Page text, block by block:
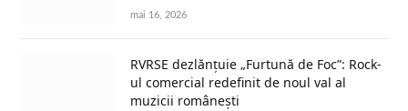
mai 16, 2026
RVRSE dezlănțuie „Furtună de Foc”: Rock-
ul comercial redefinit de noul val al
muzicii românești